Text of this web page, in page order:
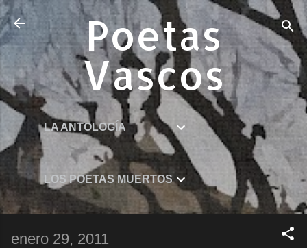
Ir al contenido principal
Poetas
Vascos
LA ANTOLOGÍA
LOS POETAS MUERTOS
enero 29, 2011